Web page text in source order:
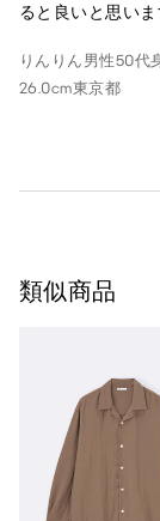
ると良いと思いま
りんりん 男性50代
26.0cm東京都
類似商品